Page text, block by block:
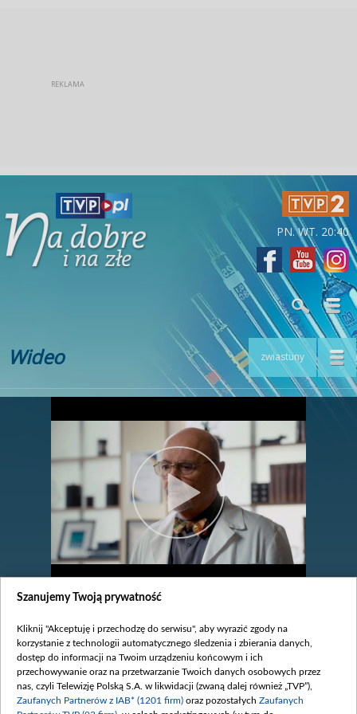
PN. WT. 20:40
Wideo zwiastuny
legenda
Zobacz również
Szanujemy Twoją prywatność
Kliknij "Akceptuję i przechodzę do serwisu", aby wyrazić zgody na
korzystanie z technologii automatycznego śledzenia i zbierania danych,
dostęp do informacji na Twoim urządzeniu końcowym i ich
przechowywanie oraz na przetwarzanie Twoich danych osobowych przez
nas, czyli Telewizję Polską S.A. w likwidacji (zwaną dalej również „TVP”),
Zaufanych Partnerów z IAB* (1201 firm) oraz pozostałych Zaufanych